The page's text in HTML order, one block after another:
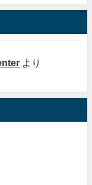
より